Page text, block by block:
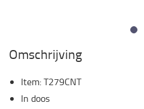
Omschrijving
Item:T279CNT
In doos